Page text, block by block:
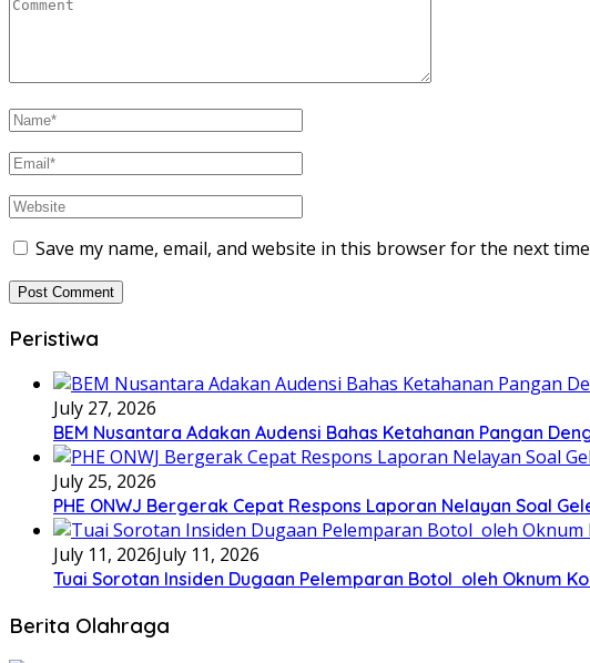
Save my name, email, and website in this browser for the next
Peristiwa
July 27, 2026
BEM Nusantara Adakan Audensi Bahas Ketahanan Pangan
July 25, 2026
PHE ONWJ Bergerak Cepat Respons Laporan Nelayan Soal
July 11, 2026July 11, 2026
Tuai Sorotan Insiden Dugaan Pelemparan Botol oleh Oknum
Berita Olahraga